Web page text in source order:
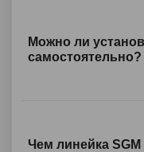
Можно ли
самостоятельно?
Чем линейка SGM